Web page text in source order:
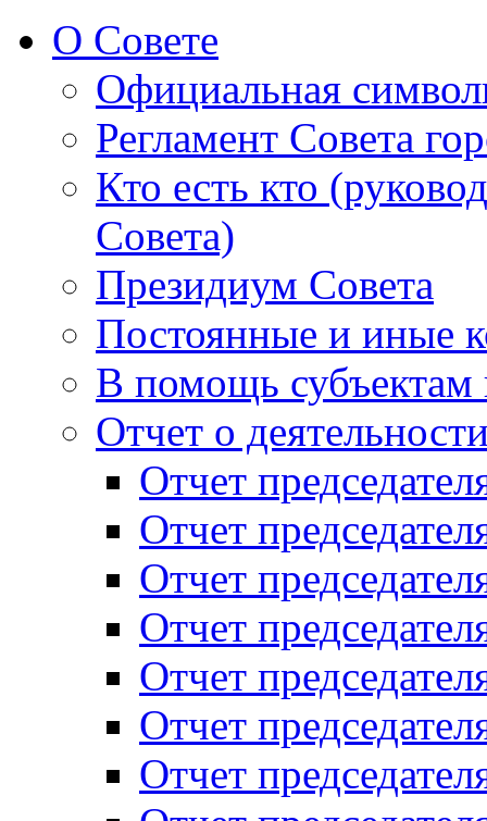
О Совете
Официальная
Регламент Совета
Кто есть кто
Совета)
Президиум Совета
Постоянные и иные
В помощь субъектам
Отчет о
Отчет
Отчет
Отчет
Отчет
Отчет
Отчет
Отчет